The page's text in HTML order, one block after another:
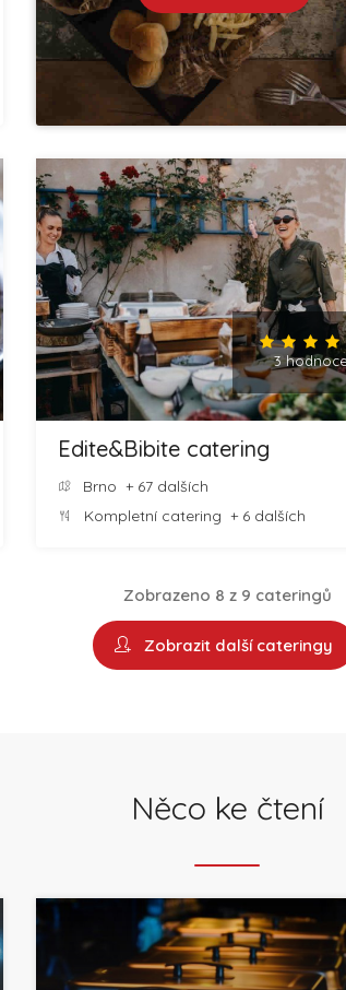
3
Edite&Bibite catering
Brno + 67 dalších
Kompletní catering + 6 dalších
Zobrazeno 8 z 9 cateringů
Zobrazit další cateringy
Něco ke čtení